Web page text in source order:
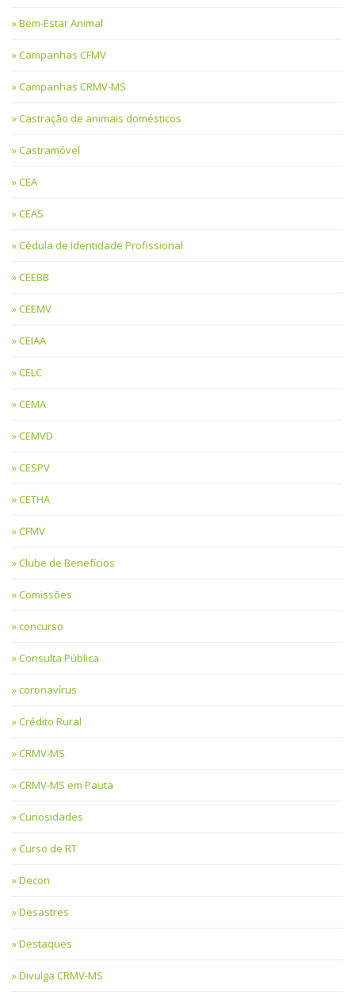
Bem-Estar Animal
Campanhas CFMV
Campanhas CRMV-MS
Castração de animais domésticos
Castramóvel
CEA
CEAS
Cédula de Identidade Profissional
CEEBB
CEEMV
CEIAA
CELC
CEMA
CEMVD
CESPV
CETHA
CFMV
Clube de Benefícios
Comissões
concurso
Consulta Pública
coronavírus
Crédito Rural
CRMV-MS
CRMV-MS em Pauta
Curiosidades
Curso de RT
Decon
Desastres
Destaques
Divulga CRMV-MS